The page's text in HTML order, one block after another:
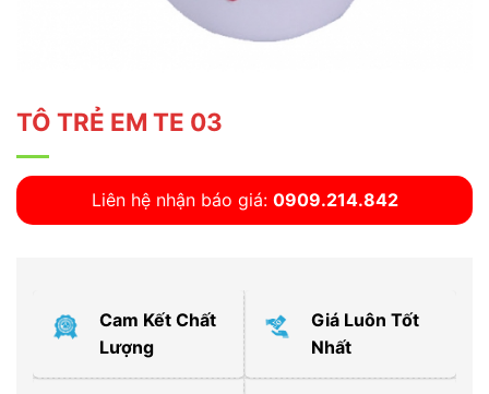
TÔ TRẺ EM TE 03
Liên hệ nhận báo giá: 0909.214.842
Cam Kết Chất
Lượng
Giá Luôn Tốt
Nhất